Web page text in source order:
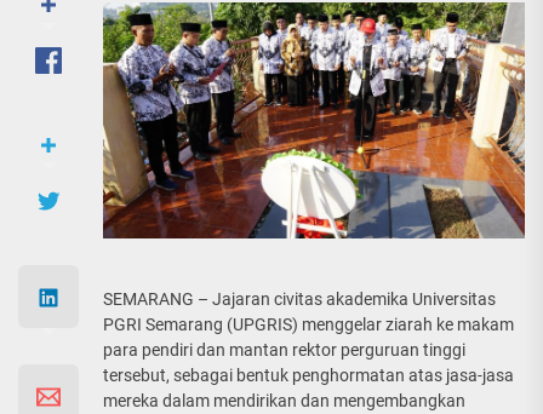
SEMARANG – Jajaran civitas akademika Universitas
PGRI Semarang (UPGRIS) menggelar ziarah ke makam
para pendiri dan mantan rektor perguruan tinggi
tersebut, sebagai bentuk penghormatan atas jasa-jasa
mereka dalam mendirikan dan mengembangkan